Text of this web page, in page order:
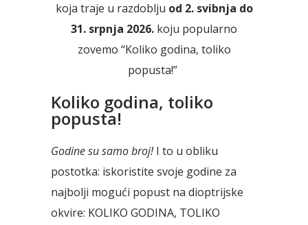
koja traje u razdoblju od 2. svibnja do
31. srpnja 2026. koju popularno
zovemo “Koliko godina, toliko
popusta!”
Koliko godina, toliko
popusta!
Godine su samo broj!I to u obliku
postotka: iskoristite svoje godine za
najbolji mogući popust na dioptrijske
okvire: KOLIKO GODINA, TOLIKO